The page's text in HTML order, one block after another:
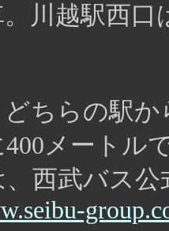
。川越駅西
ちらの駅
メートル
西武バス